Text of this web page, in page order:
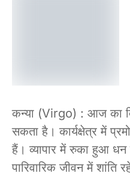
कन्या (Virgo) : आज का
सकता है। कार्यक्षेत्र में
हैं। व्यापार में रुका हुआ
पारिवारिक जीवन में शांति